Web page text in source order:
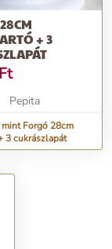
+ 3
Ft
Pepita
Forgó 28cm
3 cukrászlapát